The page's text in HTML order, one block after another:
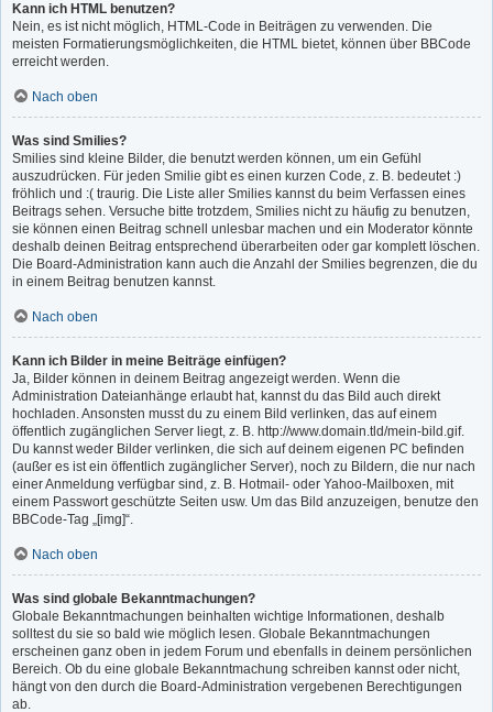
Kann ich HTML benutzen?
Nein, es ist nicht möglich, HTML-Code in Beiträgen zu verwenden. Die
meisten Formatierungsmöglichkeiten, die HTML bietet, können über BBCode
erreicht werden.
Nach oben
Was sind Smilies?
Smilies sind kleine Bilder, die benutzt werden können, um ein Gefühl
auszudrücken. Für jeden Smilie gibt es einen kurzen Code, z. B. bedeutet :)
fröhlich und :( traurig. Die Liste aller Smilies kannst du beim Verfassen eines
Beitrags sehen. Versuche bitte trotzdem, Smilies nicht zu häufig zu benutzen,
sie können einen Beitrag schnell unlesbar machen und ein Moderator könnte
deshalb deinen Beitrag entsprechend überarbeiten oder gar komplett löschen.
Die Board-Administration kann auch die Anzahl der Smilies begrenzen, die du
in einem Beitrag benutzen kannst.
Nach oben
Kann ich Bilder in meine Beiträge einfügen?
Ja, Bilder können in deinem Beitrag angezeigt werden. Wenn die
Administration Dateianhänge erlaubt hat, kannst du das Bild auch direkt
hochladen. Ansonsten musst du zu einem Bild verlinken, das auf einem
öffentlich zugänglichen Server liegt, z. B. http://www.domain.tld/mein-bild.gif.
Du kannst weder Bilder verlinken, die sich auf deinem eigenen PC befinden
(außer es ist ein öffentlich zugänglicher Server), noch zu Bildern, die nur nach
einer Anmeldung verfügbar sind, z. B. Hotmail- oder Yahoo-Mailboxen, mit
einem Passwort geschützte Seiten usw. Um das Bild anzuzeigen, benutze den
BBCode-Tag „[img]“.
Nach oben
Was sind globale Bekanntmachungen?
Globale Bekanntmachungen beinhalten wichtige Informationen, deshalb
solltest du sie so bald wie möglich lesen. Globale Bekanntmachungen
erscheinen ganz oben in jedem Forum und ebenfalls in deinem persönlichen
Bereich. Ob du eine globale Bekanntmachung schreiben kannst oder nicht,
hängt von den durch die Board-Administration vergebenen Berechtigungen
ab.